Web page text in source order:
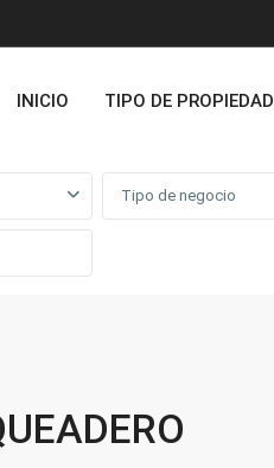
INICIO TIPO DE PROPIEDAD
Tipo de negocio